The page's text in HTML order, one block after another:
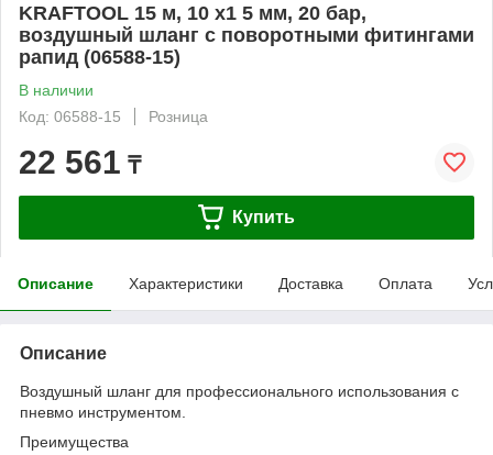
KRAFTOOL 15 м, 10 х1 5 мм, 20 бар,
воздушный шланг с поворотными фитингами
рапид (06588-15)
В наличии
Код: 06588-15
Розница
22 561 ₸
Купить
Описание Характеристики Доставка Оплата
Описание
Воздушный шланг для профессионального использования с
пневмо инструментом.
Преимущества